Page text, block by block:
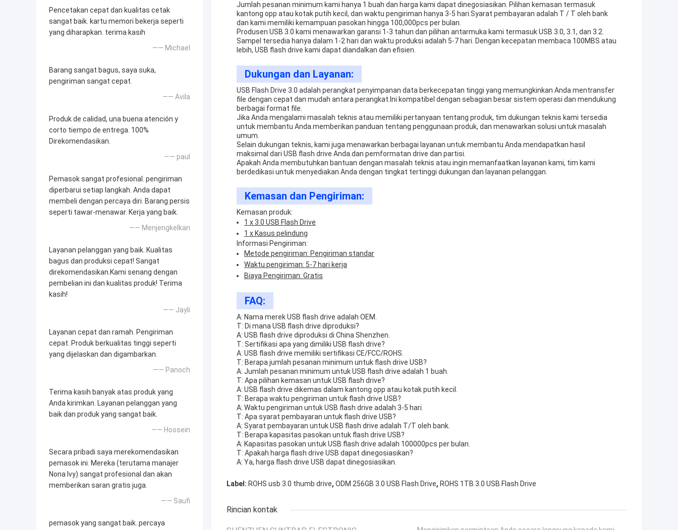
Pencetakan cepat dan kualitas cetak
sangat baik. kartu memori bekerja seperti
yang diharapkan. terima kasih
—— Michael
Barang sangat bagus, saya suka,
pengiriman sangat cepat.
—— Avila
Produk de calidad, una buena atención y
corto tiempo de entrega. 100%
Direkomendasikan.
—— paul
Pemasok sangat profesional. pengiriman
diperbarui setiap langkah. Anda dapat
membeli dengan percaya diri. Barang persis
seperti tawar-menawar. Kerja yang baik.
—— Menjengkelkan
Layanan pelanggan yang baik. Kualitas
bagus dan produksi cepat! Sangat
direkomendasikan.Kami senang dengan
pembelian ini dan kualitas produk! Terima
kasih!
—— Jayli
Layanan cepat dan ramah. Pengiriman
cepat. Produk berkualitas tinggi seperti
yang dijelaskan dan digambarkan.
—— Panoch
Terima kasih banyak atas produk yang
Anda kirimkan. Layanan pelanggan yang
baik dan produk yang sangat baik.
—— Hossein
Secara pribadi saya merekomendasikan
pemasok ini. Mereka (terutama manajer
Nona Ivy) sangat profesional dan akan
memberikan saran gratis juga.
—— Saufi
pemasok yang sangat baik..percaya
Jumlah pesanan minimum kami hanya 1 buah dan harga kami dapat dinegosiasikan. Pilihan kemasan termasuk
kantong opp atau kotak putih kecil, dan waktu pengiriman hanya 3-5 hari.Syarat pembayaran adalah T / T oleh bank
dan kami memiliki kemampuan pasokan hingga 100,000pcs per bulan.
Produsen USB 3.0 kami menawarkan garansi 1-3 tahun dan pilihan antarmuka kami termasuk USB 3.0, 3.1, dan 3.2.
Sampel tersedia hanya dalam 1-2 hari dan waktu produksi adalah 5-7 hari. Dengan kecepatan membaca 100MBS atau
lebih, USB flash drive kami dapat diandalkan dan efisien.
Dukungan dan Layanan:
USB Flash Drive 3.0 adalah perangkat penyimpanan data berkecepatan tinggi yang memungkinkan Anda mentransfer
file dengan cepat dan mudah antara perangkat.Ini kompatibel dengan sebagian besar sistem operasi dan mendukung
berbagai format file.
Jika Anda mengalami masalah teknis atau memiliki pertanyaan tentang produk, tim dukungan teknis kami tersedia
untuk membantu Anda.memberikan panduan tentang penggunaan produk, dan menawarkan solusi untuk masalah
umum.
Selain dukungan teknis, kami juga menawarkan berbagai layanan untuk membantu Anda mendapatkan hasil
maksimal dari USB flash drive Anda.dan pemformatan drive dan partisi.
Apakah Anda membutuhkan bantuan dengan masalah teknis atau ingin memanfaatkan layanan kami, tim kami
berdedikasi untuk menyediakan Anda dengan tingkat tertinggi dukungan dan layanan pelanggan.
Kemasan dan Pengiriman:
Kemasan produk:
1 x 3.0 USB Flash Drive
1 x Kasus pelindung
Informasi Pengiriman:
Metode pengiriman: Pengiriman standar
Waktu pengiriman: 5-7 hari kerja
Biaya Pengiriman: Gratis
FAQ:
A: Nama merek USB flash drive adalah OEM.
T: Di mana USB flash drive diproduksi?
A: USB flash drive diproduksi di China Shenzhen.
T: Sertifikasi apa yang dimiliki USB flash drive?
A: USB flash drive memiliki sertifikasi CE/FCC/ROHS.
T: Berapa jumlah pesanan minimum untuk flash drive USB?
A: Jumlah pesanan minimum untuk USB flash drive adalah 1 buah.
T: Apa pilihan kemasan untuk USB flash drive?
A: USB flash drive dikemas dalam kantong opp atau kotak putih kecil.
T: Berapa waktu pengiriman untuk flash drive USB?
A: Waktu pengiriman untuk USB flash drive adalah 3-5 hari.
T: Apa syarat pembayaran untuk flash drive USB?
A: Syarat pembayaran untuk USB flash drive adalah T/T oleh bank.
T: Berapa kapasitas pasokan untuk flash drive USB?
A: Kapasitas pasokan untuk USB flash drive adalah 100000pcs per bulan.
T: Apakah harga flash drive USB dapat dinegosiasikan?
A: Ya, harga flash drive USB dapat dinegosiasikan.
Label: ROHS usb 3.0 thumb drive, ODM 256GB 3.0 USB Flash Drive, ROHS 1TB 3.0 USB Flash Drive
Rincian kontak